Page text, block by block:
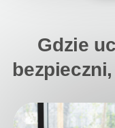
Gdzie